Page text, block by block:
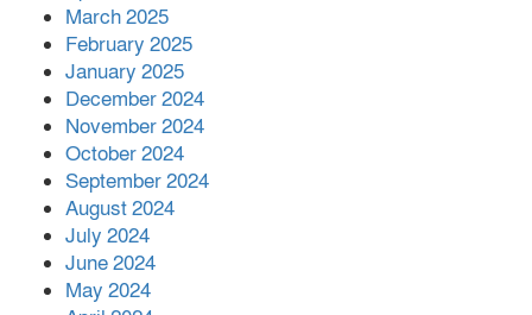
March 2025
February 2025
January 2025
December 2024
November 2024
October 2024
September 2024
August 2024
July 2024
June 2024
May 2024